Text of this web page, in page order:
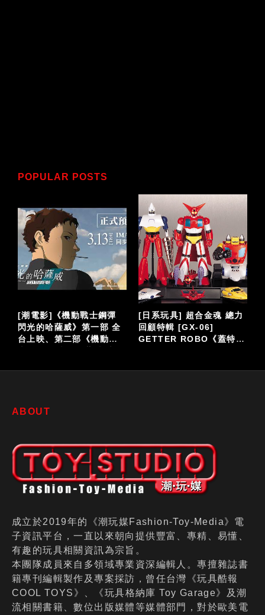
POPULAR POSTS
鋼彈
部 全
動戰
[日系玩具] 超合金魂 總力
回顧特輯 [GX-06]
GETTER ROBO《蓋特機
[美系玩具]
Sideshow《馴龍高手
光煞 雕像完成品
ABOUT
成立於2019年的《潮玩媒Fashion-Toy-Media》電
子資訊平台，一直以來朝向提供豐富、專精、易懂、
有趣的玩具相關資訊為宗旨。
本團隊成員來自多領域專業資深編輯人。專擅雜誌書
籍專刊編輯製作及專案採訪，曾任台灣《玩具酷報
COOL TOYS》、《玩具格納庫 Toy Garage》及潮
流相關書籍、數位出版媒體等媒體部門，對於歐美電